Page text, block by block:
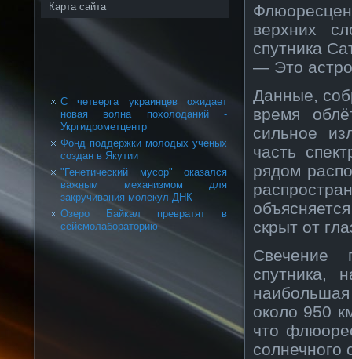
Карта сайта
С четверга украинцев ожидает
новая волна похолоданий -
Укргидрометцентр
Фонд поддержки молодых ученых
создан в Якутии
"Генетический мусор" оказался
важным механизмом для
закручивания молекул ДНК
Озеро Байкал превратят в
сейсмолабораторию
верхних
спутника
— Это
Данные,
время
сильное
часть
рядом
скрыт от
Свечение
спутника,
наибольшая
около 950
что
солнечного